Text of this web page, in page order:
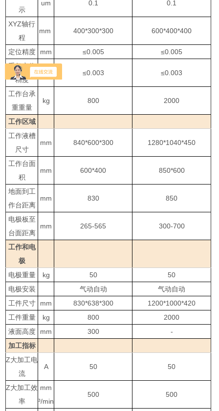
示
um 0.1 0.1
XYZ轴行
程
mm 400*300*300 600*400*400
定位精度 mm ≤0.005
≤0.005
重复定位
精度
mm ≤0.003 ≤0.003
工作台承
重重量
kg 800 2000
工作区域
工作液槽
尺寸
mm 840*600*300 1280*1040*450
工作台面
积
mm 600*400 850*600
地面到工
作台距离
mm 830 850
电极板至
台面距离
mm 265-565 300-700
工作和电
极
电极重量
kg 50
50
电极安装
气动自动
气动自动
工件尺寸
mm 830*638*300
1200*1000*420
工件重量
kg 800
2000
液面高度
mm 300
-
加工指标
Z大加工电
流
A 50 50
Z大加工效
率
mm
³/min
500 500